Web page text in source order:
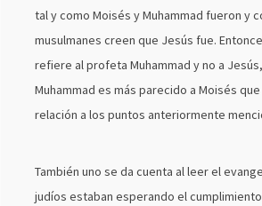
tal y como Moisés y Muhammad fueron y
musulmanes creen que Jesús fue.
refiere al profeta Muhammad y no a
Muhammad es más parecido a Moisés
relación a los puntos anteriormente
También uno se da cuenta al leer el
judíos estaban esperando el